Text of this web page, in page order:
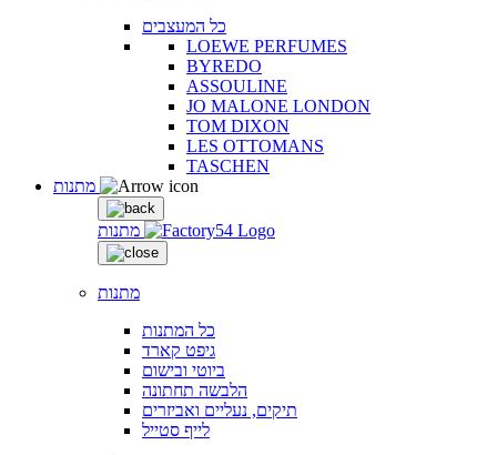
כל המעצבים
LOEWE PERFUMES
BYREDO
ASSOULINE
JO MALONE LONDON
TOM DIXON
LES OTTOMANS
TASCHEN
מתנות
מתנות
כל המתנות
גיפט קארד
ביוטי ובישום
הלבשה תחתונה
תיקים, נעליים ואביזרים
לייף סטייל